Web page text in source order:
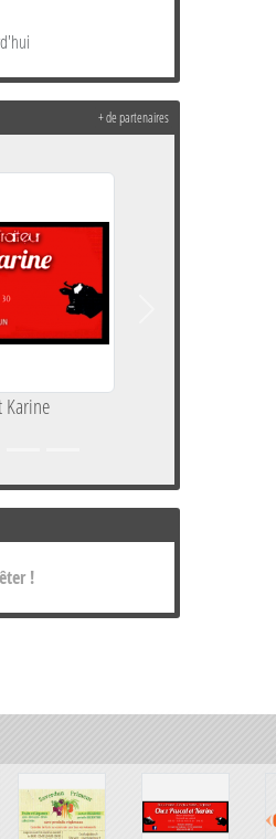
+ de partenaires
!